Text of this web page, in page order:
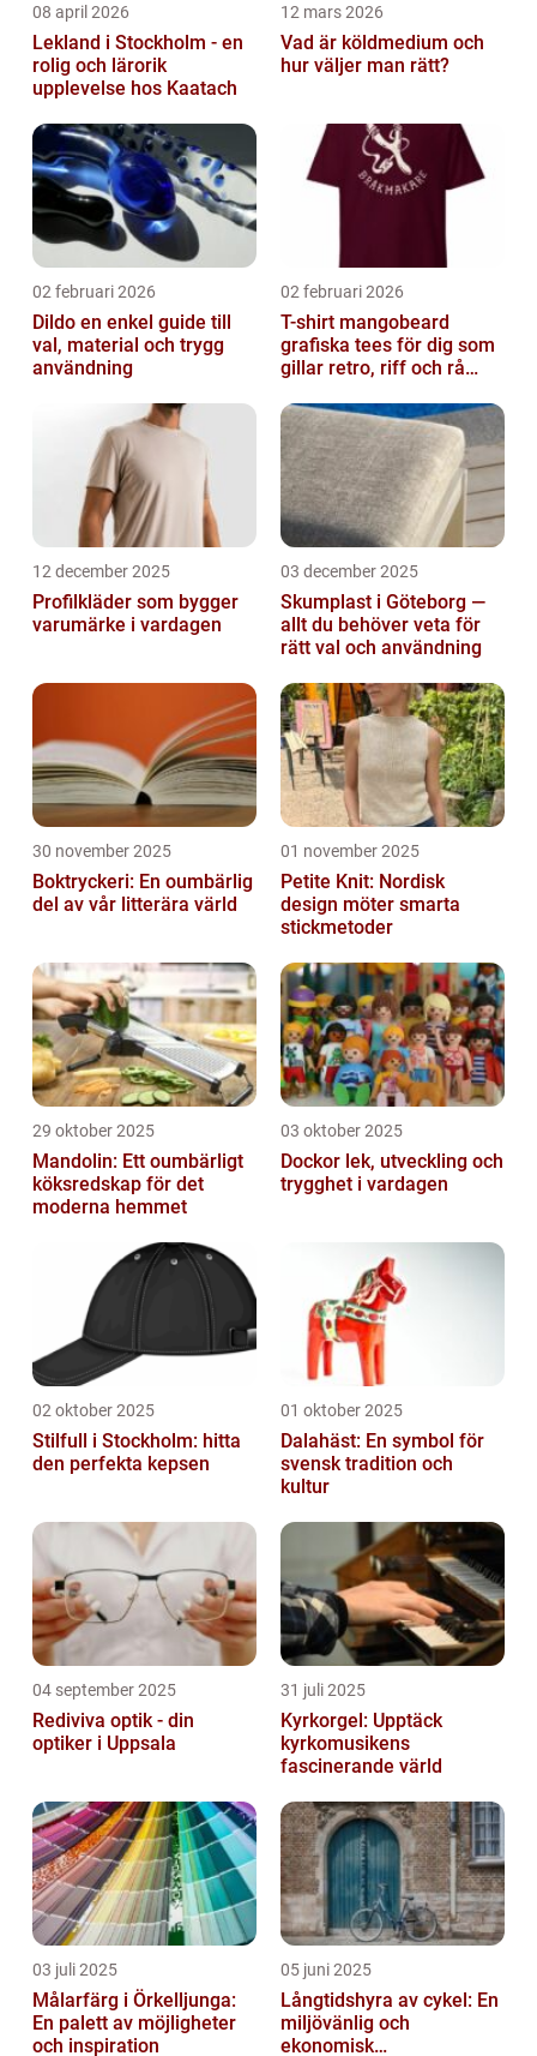
08 april 2026
Lekland i Stockholm - en
rolig och lärorik
upplevelse hos Kaatach
12 mars 2026
Vad är köldmedium och
hur väljer man rätt?
02 februari 2026
Dildo en enkel guide till
val, material och trygg
användning
02 februari 2026
T-shirt mangobeard
grafiska tees för dig som
gillar retro, riff och rå
12 december 2025
Profilkläder som bygger
varumärke i vardagen
03 december 2025
Skumplast i Göteborg —
allt du behöver veta för
rätt val och användning
30 november 2025
Boktryckeri: En oumbärlig
del av vår litterära värld
01 november 2025
Petite Knit: Nordisk
design möter smarta
stickmetoder
29 oktober 2025
Mandolin: Ett oumbärligt
köksredskap för det
moderna hemmet
03 oktober 2025
Dockor lek, utveckling och
trygghet i vardagen
02 oktober 2025
Stilfull i Stockholm: hitta
den perfekta kepsen
01 oktober 2025
Dalahäst: En symbol för
svensk tradition och
kultur
04 september 2025
Rediviva optik - din
optiker i Uppsala
31 juli 2025
Kyrkorgel: Upptäck
kyrkomusikens
fascinerande värld
03 juli 2025
Målarfärg i Örkelljunga:
En palett av möjligheter
och inspiration
05 juni 2025
Långtidshyra av cykel: En
miljövänlig och
ekonomisk